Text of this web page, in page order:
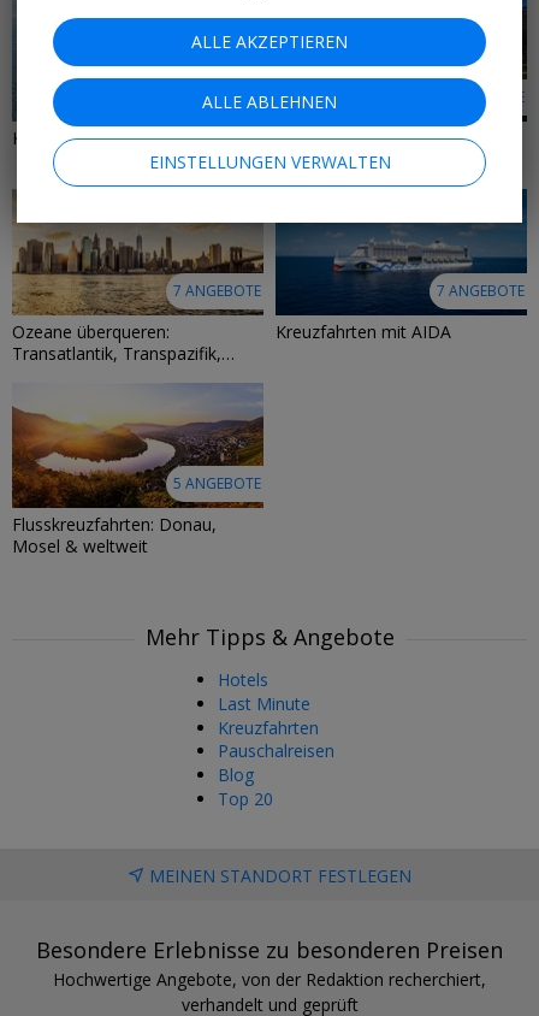
9 ANGEBOTE
Kreuzfahrten mit MSC
9 ANGEBOTE
Eis & Fjorde: Kreuzfahrten in
Nordeuropa
7 ANGEBOTE
Ozeane überqueren:
Transatlantik, Transpazifik,
7 ANGEBOTE
Kreuzfahrten mit AIDA
5 ANGEBOTE
Flusskreuzfahrten: Donau,
Mosel & weltweit
Mehr Tipps & Angebote
Hotels
Last Minute
Kreuzfahrten
Pauschalreisen
Blog
Top 20
MEINEN STANDORT FESTLEGEN
Besondere Erlebnisse zu besonderen Preisen
Hochwertige Angebote, von der Redaktion recherchiert,
verhandelt und geprüft
ALLE AKZEPTIEREN
ALLE ABLEHNEN
EINSTELLUNGEN VERWALTEN